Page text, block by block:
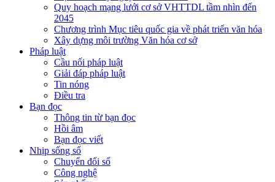
Quy hoạch mạng lưới cơ sở VHTTDL tầm nhìn đến
2045
Chương trình Mục tiêu quốc gia về phát triển văn hóa
Xây dựng môi trường Văn hóa cơ sở
Pháp luật
Cầu nối pháp luật
Giải đáp pháp luật
Tin nóng
Điều tra
Bạn đọc
Thông tin từ bạn đọc
Hồi âm
Bạn đọc viết
Nhịp sống số
Chuyển đổi số
Công nghệ